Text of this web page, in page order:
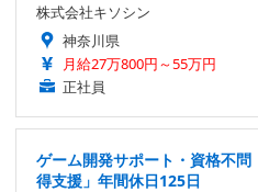
株式会社キソシン
神奈川県
月給27万800円～55万円
正社員
ゲーム開発サポート・資格不
得支援」年間休日125日